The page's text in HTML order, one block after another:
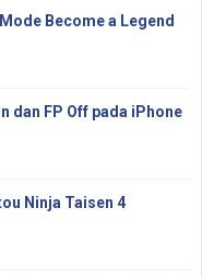
Become a Legend
dan FP Off pada iPhone
Ninja Taisen 4